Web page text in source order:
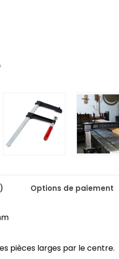
Options de paiement
pièces larges par le centre.